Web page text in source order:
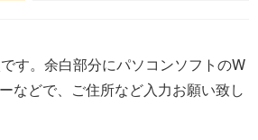
す。余白部分にパソコンソフトのW
などで、ご住所など入力お願い致し